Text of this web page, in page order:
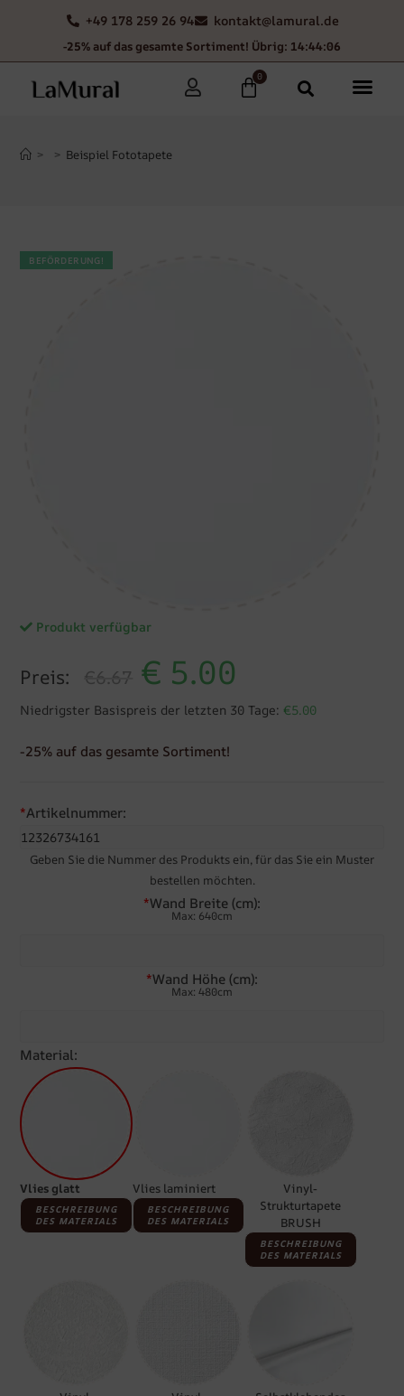
+49 178 259 26 94 kontakt@lamural.de
-25% auf das gesamte Sortiment! Übrig: 14:44:05
0
> > Beispiel Fototapete
BEFÖRDERUNG!
Produkt verfügbar
Preis: €6.67 € 5.00
Niedrigster Basispreis der letzten 30 Tage: €5.00
-25% auf das gesamte Sortiment!
*Artikelnummer:
Geben Sie die Nummer des Produkts ein, für das Sie ein Muster
bestellen möchten.
*Wand Breite (cm):
Max: 640cm
*Wand Höhe (cm):
Max: 480cm
Material:
Vlies glatt
BESCHREIBUNG
DES MATERIALS
Vlies laminiert
BESCHREIBUNG
DES MATERIALS
Vinyl-
Strukturtapete
BRUSH
BESCHREIBUNG
DES MATERIALS